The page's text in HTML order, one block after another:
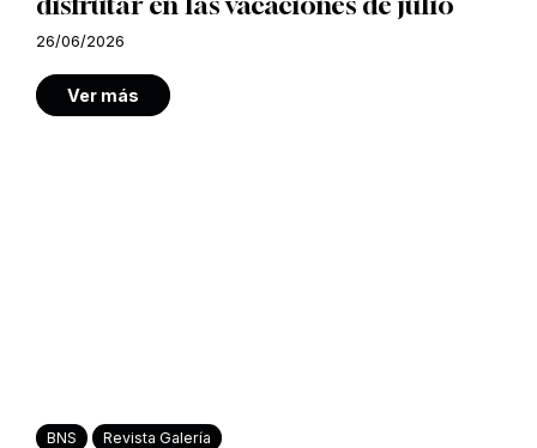
26/06/2026
Ver más
BNS Revista Galería